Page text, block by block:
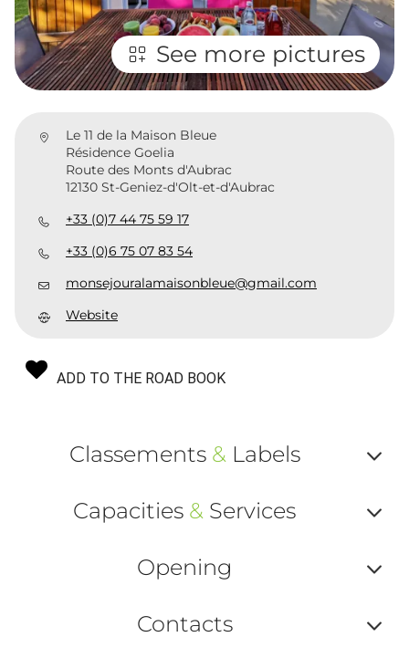
See more pictures
Le 11 de la Maison Bleue
Résidence Goelia
Route des Monts d'Aubrac
12130 St-Geniez-d'Olt-et-d'Aubrac
+33 (0)7 44 75 59 17
+33 (0)6 75 07 83 54
monsejouralamaisonbleue@gmail.com
Website
ADD TO THE ROAD BOOK
Classements &Labels
ou
Capacities & Services
ou
Opening
ou
Contacts